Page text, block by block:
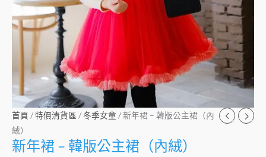
首頁 /特價清貨區 /冬季女童 / 新年裙 – 韓版公主裙（內
絨）
新年裙 – 韓版公主裙（內絨）
絨）
數